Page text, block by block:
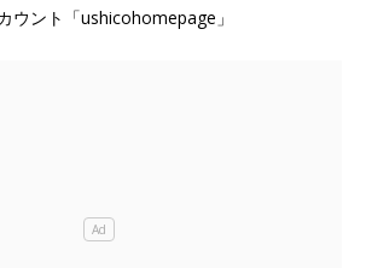
ウント「ushicohomepage」